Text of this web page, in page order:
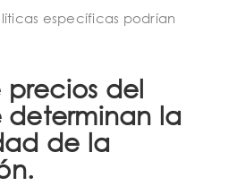
específicas podrían
precios del
determinan la
de la